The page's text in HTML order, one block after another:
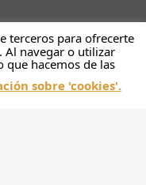
terceros para ofrecerte
Al navegar o utilizar
que hacemos de las
sobre 'cookies'.